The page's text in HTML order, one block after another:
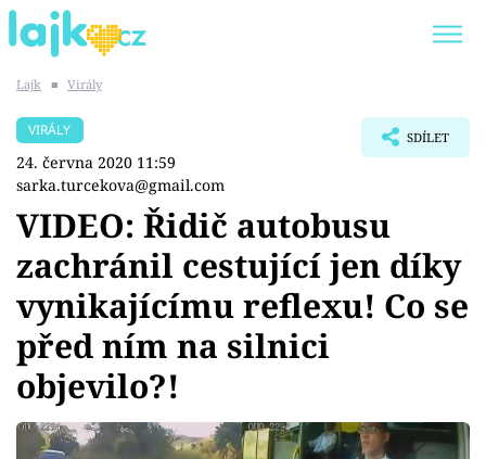
SHOPAHOLICADEL
Témata
Showbyznys
Youtubeři
Virály
Lajk ■ Virály
VIRÁLY
24. června 2020 11:59
sarka.turcekova@gmail.com
SDÍLET
VIDEO: Řidič autobusu
zachránil cestující jen díky
vynikajícímu reflexu! Co se
před ním na silnici
objevilo?!